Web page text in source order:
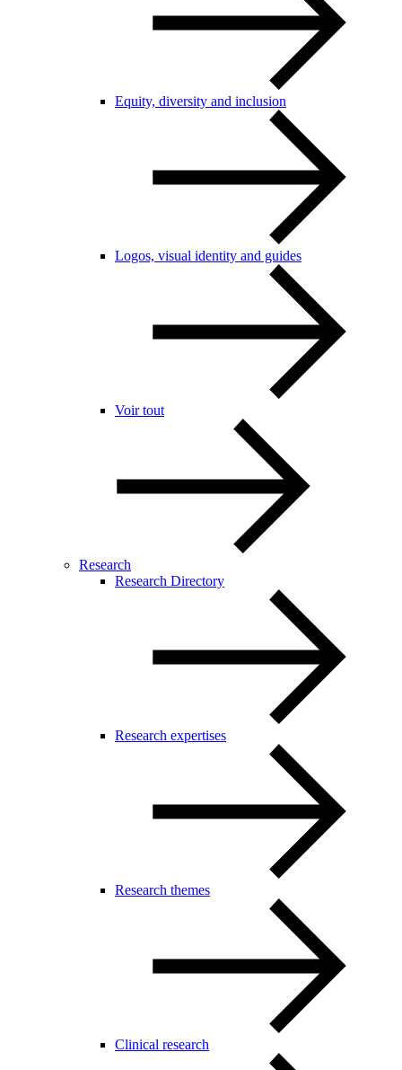
Equity, diversity and inclusion
Logos, visual identity and guides
Voir tout
Research
Research Directory
Research expertises
Research themes
Clinical research